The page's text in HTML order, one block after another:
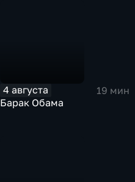
4 августа
19 мин
Барак Обама